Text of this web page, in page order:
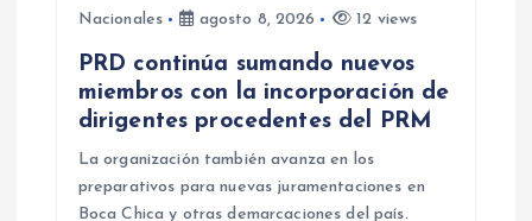
Nacionales agosto 8, 2026 12 views
PRD continúa sumando nuevos
miembros con la incorporación de
dirigentes procedentes del PRM
La organización también avanza en los
preparativos para nuevas juramentaciones en
Boca Chica y otras demarcaciones del país.